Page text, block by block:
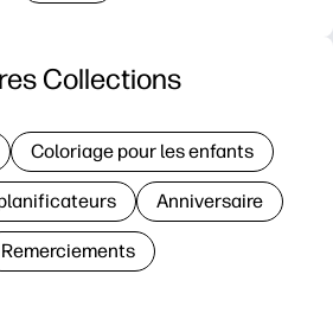
Collections
Coloriage pour les enfants
Anniversaire
Remerciements